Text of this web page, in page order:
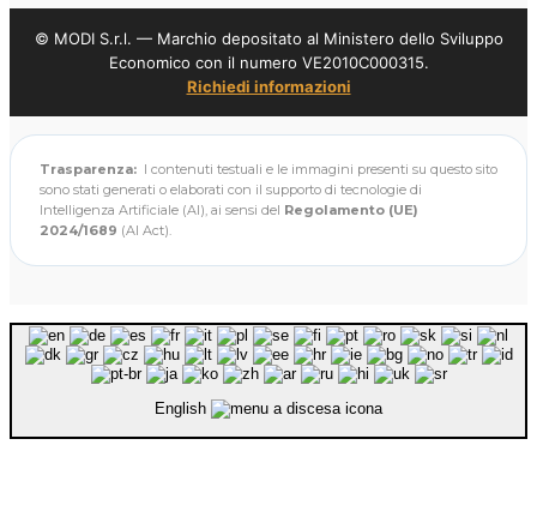
© MODI S.r.l. — Marchio depositato al Ministero dello Sviluppo
Economico con il numero VE2010C000315.
Richiedi informazioni
Trasparenza: I contenuti testuali e le immagini presenti su questo sito
sono stati generati o elaborati con il supporto di tecnologie di
Intelligenza Artificiale (AI), ai sensi del Regolamento (UE)
2024/1689 (AI Act).
English